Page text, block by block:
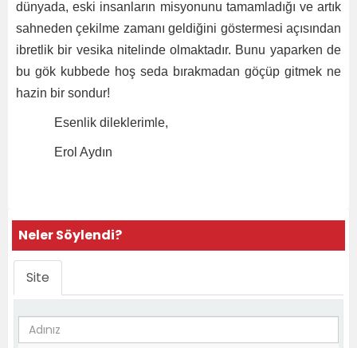
dünyada, eski insanların misyonunu tamamladığı ve artık
sahneden çekilme zamanı geldiğini göstermesi açısından
ibretlik bir vesika nitelinde olmaktadır. Bunu yaparken de
bu gök kubbede hoş seda bırakmadan göçüp gitmek ne
hazin bir sondur!
Esenlik dileklerimle,
Erol Aydın
Neler Söylendi?
Site